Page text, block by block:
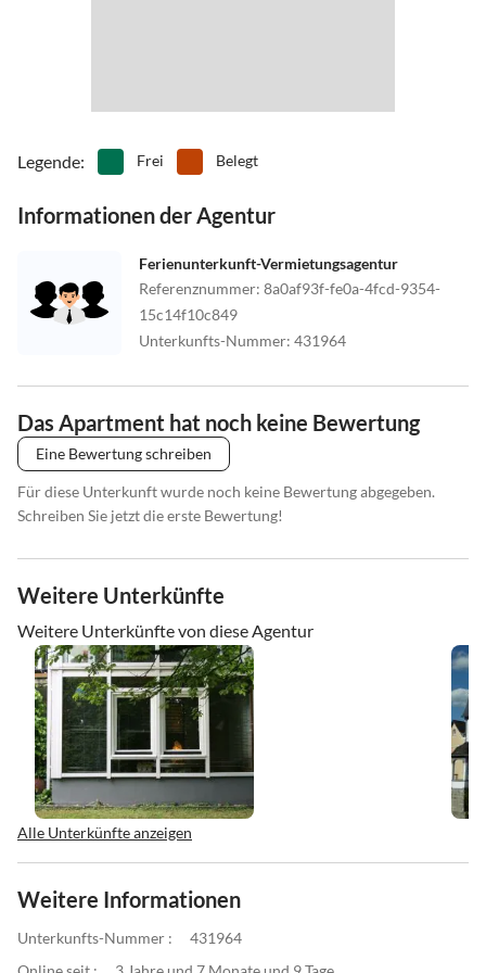
Legende: Frei Belegt
Informationen der Agentur
Ferienunterkunft-Vermietungsagentur
Referenznummer: 8a0af93f-fe0a-4fcd-9354-
15c14f10c849
Unterkunfts-Nummer: 431964
Das Apartment hat noch keine Bewertung
Eine Bewertung schreiben
Für diese Unterkunft wurde noch keine Bewertung abgegeben.
Schreiben Sie jetzt die erste Bewertung!
Weitere Unterkünfte
Weitere Unterkünfte von diese Agentur
Alle Unterkünfte anzeigen
Weitere Informationen
Unterkunfts-Nummer :
431964